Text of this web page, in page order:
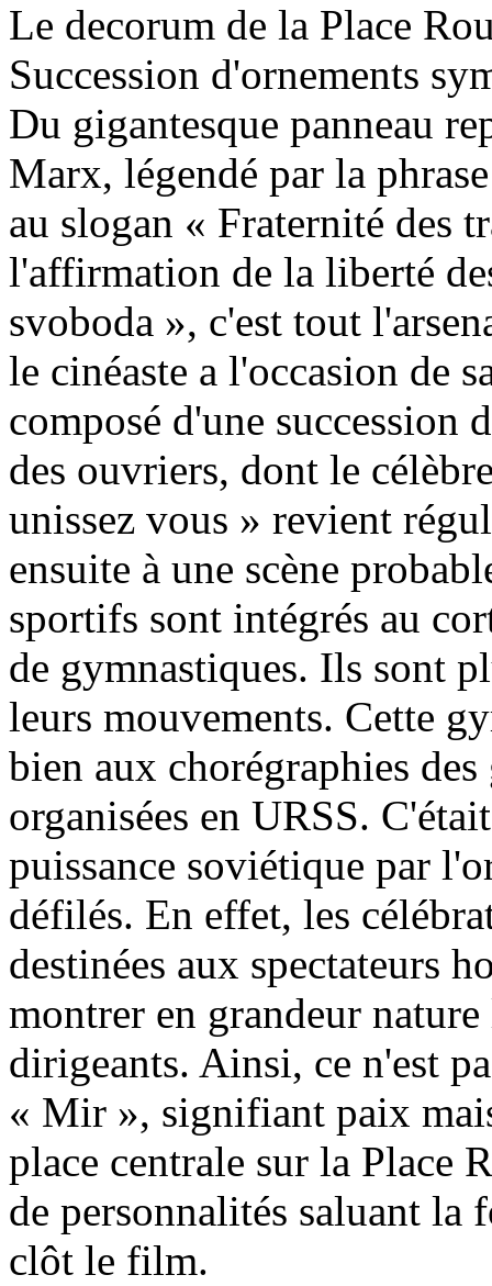
Le decorum de la Place
Succession d'ornements
Du gigantesque panneau
Marx, légendé par la
au slogan « Fraternité des
l'affirmation de la liberté
svoboda », c'est tout
le cinéaste a l'occasion de
composé d'une succession
des ouvriers, dont le
unissez vous » revient
ensuite à une scène
sportifs sont intégrés au
de gymnastiques. Ils sont
leurs mouvements. Cette
bien aux chorégraphies
organisées en URSS.
puissance soviétique par
défilés. En effet, les
destinées aux spectateurs
montrer en grandeur
dirigeants. Ainsi, ce n'est
« Mir », signifiant paix
place centrale sur la Place
de personnalités saluant la
clôt le film.